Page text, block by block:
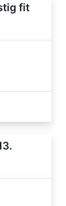
fit